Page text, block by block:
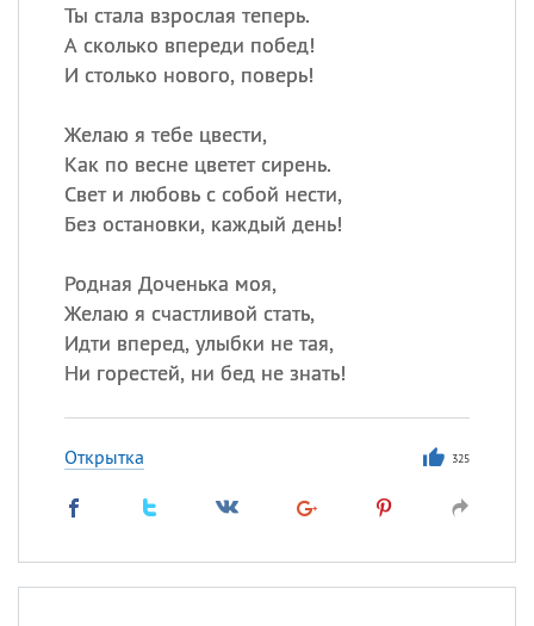
Ты стала взрослая теперь.
А сколько впереди побед!
И столько нового, поверь!
Желаю я тебе цвести,
Как по весне цветет сирень.
Свет и любовь с собой нести,
Без остановки, каждый день!
Родная Доченька моя,
Желаю я счастливой стать,
Идти вперед, улыбки не тая,
Ни горестей, ни бед не знать!
Открытка 325